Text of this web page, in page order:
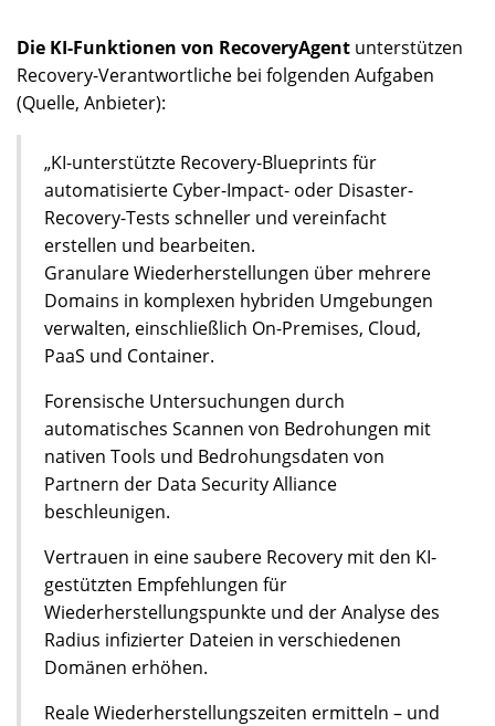
Die KI-Funktionen von RecoveryAgent unterstützen
Recovery-Verantwortliche bei folgenden Aufgaben
(Quelle, Anbieter):
„KI-unterstützte Recovery-Blueprints für
automatisierte Cyber-Impact- oder Disaster-
Recovery-Tests schneller und vereinfacht
erstellen und bearbeiten.
Granulare Wiederherstellungen über mehrere
Domains in komplexen hybriden Umgebungen
verwalten, einschließlich On-Premises, Cloud,
PaaS und Container.
Forensische Untersuchungen durch
automatisches Scannen von Bedrohungen mit
nativen Tools und Bedrohungsdaten von
Partnern der Data Security Alliance
beschleunigen.
Vertrauen in eine saubere Recovery mit den KI-
gestützten Empfehlungen für
Wiederherstellungspunkte und der Analyse des
Radius infizierter Dateien in verschiedenen
Domänen erhöhen.
Reale Wiederherstellungszeiten ermitteln – und